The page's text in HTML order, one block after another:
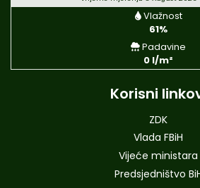
Vlažnost
61%
Padavine
0 l/m²
Korisni
ZDK
Vlada FBiH
Vijeće ministara
Predsjedništvo